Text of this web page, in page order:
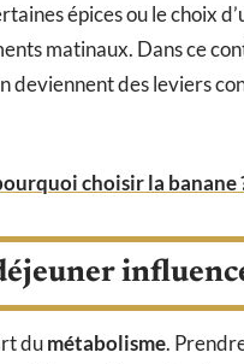
épices ou le choix
matinaux. Dans ce
deviennent des leviers
choisir la banane
dumétabolisme.